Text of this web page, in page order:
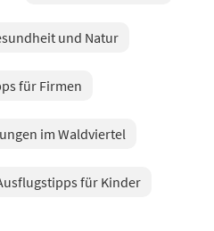
und Natur
für Firmen
im Waldviertel
für Kinder